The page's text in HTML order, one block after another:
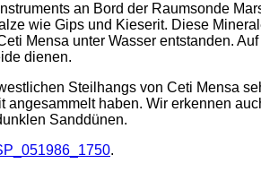
an Bord der Raumsonde
wie Gips und Kieserit. Diese
Mensa unter Wasser entstanden.
dienen.
Steilhangs von Ceti Mensa
angesammelt haben. Wir erkennen
Sanddünen.
.